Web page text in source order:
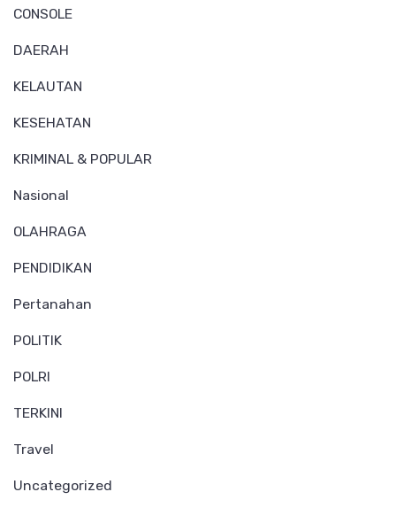
CONSOLE
DAERAH
KELAUTAN
KESEHATAN
KRIMINAL & POPULAR
Nasional
OLAHRAGA
PENDIDIKAN
Pertanahan
POLITIK
POLRI
TERKINI
Travel
Uncategorized